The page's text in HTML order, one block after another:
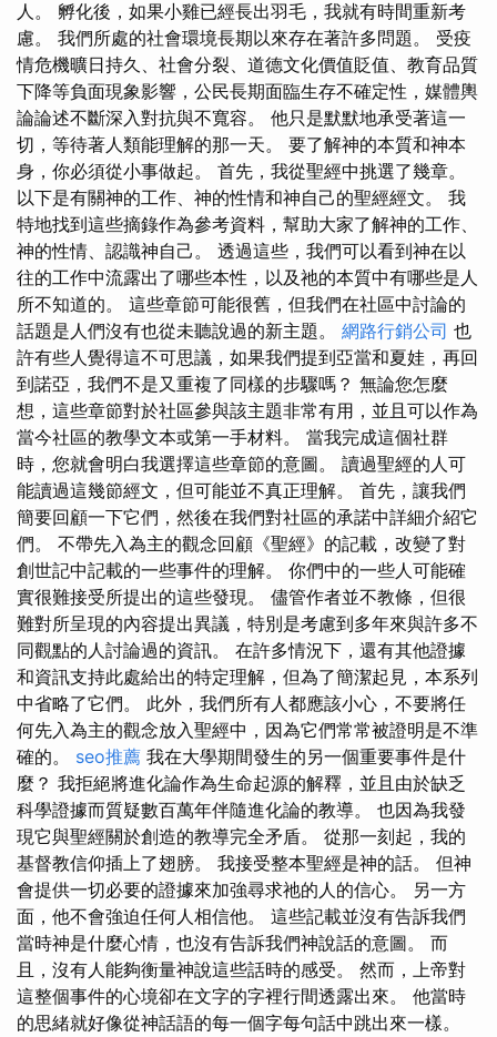
人。 孵化後，如果小雞已經長出羽毛，我就有時間重新考
慮。 我們所處的社會環境長期以來存在著許多問題。 受疫
情危機曠日持久、社會分裂、道德文化價值貶值、教育品質
下降等負面現象影響，公民長期面臨生存不確定性，媒體輿
論論述不斷深入對抗與不寬容。 他只是默默地承受著這一
切，等待著人類能理解的那一天。 要了解神的本質和神本
身，你必須從小事做起。 首先，我從聖經中挑選了幾章。
以下是有關神的工作、神的性情和神自己的聖經經文。 我
特地找到這些摘錄作為參考資料，幫助大家了解神的工作、
神的性情、認識神自己。 透過這些，我們可以看到神在以
往的工作中流露出了哪些本性，以及祂的本質中有哪些是人
所不知道的。 這些章節可能很舊，但我們在社區中討論的
話題是人們沒有也從未聽說過的新主題。 網路行銷公司 也
許有些人覺得這不可思議，如果我們提到亞當和夏娃，再回
到諾亞，我們不是又重複了同樣的步驟嗎？ 無論您怎麼
想，這些章節對於社區參與該主題非常有用，並且可以作為
當今社區的教學文本或第一手材料。 當我完成這個社群
時，您就會明白我選擇這些章節的意圖。 讀過聖經的人可
能讀過這幾節經文，但可能並不真正理解。 首先，讓我們
簡要回顧一下它們，然後在我們對社區的承諾中詳細介紹它
們。 不帶先入為主的觀念回顧《聖經》的記載，改變了對
創世記中記載的一些事件的理解。 你們中的一些人可能確
實很難接受所提出的這些發現。 儘管作者並不教條，但很
難對所呈現的內容提出異議，特別是考慮到多年來與許多不
同觀點的人討論過的資訊。 在許多情況下，還有其他證據
和資訊支持此處給出的特定理解，但為了簡潔起見，本系列
中省略了它們。 此外，我們所有人都應該小心，不要將任
何先入為主的觀念放入聖經中，因為它們常常被證明是不準
確的。 seo推薦 我在大學期間發生的另一個重要事件是什
麼？ 我拒絕將進化論作為生命起源的解釋，並且由於缺乏
科學證據而質疑數百萬年伴隨進化論的教導。 也因為我發
現它與聖經關於創造的教導完全矛盾。 從那一刻起，我的
基督教信仰插上了翅膀。 我接受整本聖經是神的話。 但神
會提供一切必要的證據來加強尋求祂的人的信心。 另一方
面，他不會強迫任何人相信他。 這些記載並沒有告訴我們
當時神是什麼心情，也沒有告訴我們神說話的意圖。 而
且，沒有人能夠衡量神說這些話時的感受。 然而，上帝對
這整個事件的心境卻在文字的字裡行間透露出來。 他當時
的思緒就好像從神話語的每一個字每句話中跳出來一樣。